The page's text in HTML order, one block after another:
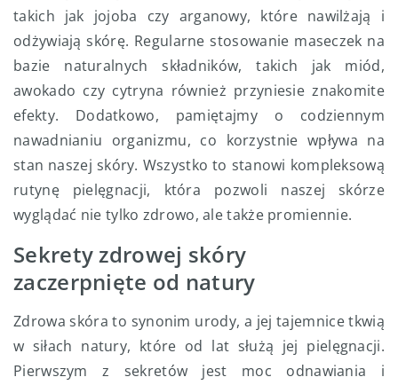
takich jak jojoba czy arganowy, które nawilżają i
odżywiają skórę. Regularne stosowanie maseczek na
bazie naturalnych składników, takich jak miód,
awokado czy cytryna również przyniesie znakomite
efekty. Dodatkowo, pamiętajmy o codziennym
nawadnianiu organizmu, co korzystnie wpływa na
stan naszej skóry. Wszystko to stanowi kompleksową
rutynę pielęgnacji, która pozwoli naszej skórze
wyglądać nie tylko zdrowo, ale także promiennie.
Sekrety zdrowej skóry
zaczerpnięte od natury
Zdrowa skóra to synonim urody, a jej tajemnice tkwią
w siłach natury, które od lat służą jej pielęgnacji.
Pierwszym z sekretów jest moc odnawiania i